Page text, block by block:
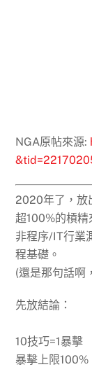
NGA原帖來源:
2020年了，放
超100%的槓精
非程序/IT行業
程基礎。
(還是那句話啊
先放結論：
10技巧=1暴擊
暴擊上限